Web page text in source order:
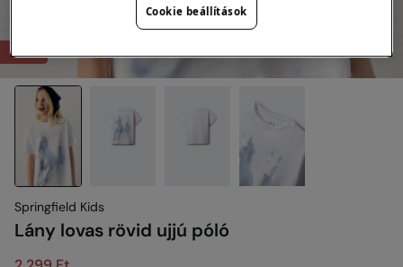
-67%
Springfield Kids
Lány lovas rövid ujjú póló
Cookie beállítások